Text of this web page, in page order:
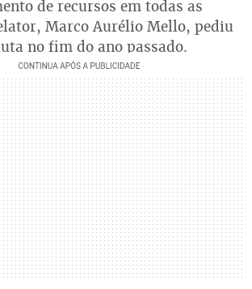
de recursos em todas as
Marco Aurélio Mello, pediu
no fim do ano passado.